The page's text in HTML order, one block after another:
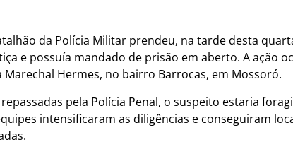
da Polícia Militar prendeu, na tarde desta
e possuía mandado de prisão em aberto. A ação
Hermes, no bairro Barrocas, em Mossoró.
pela Polícia Penal, o suspeito estaria
intensificaram as diligências e conseguiram